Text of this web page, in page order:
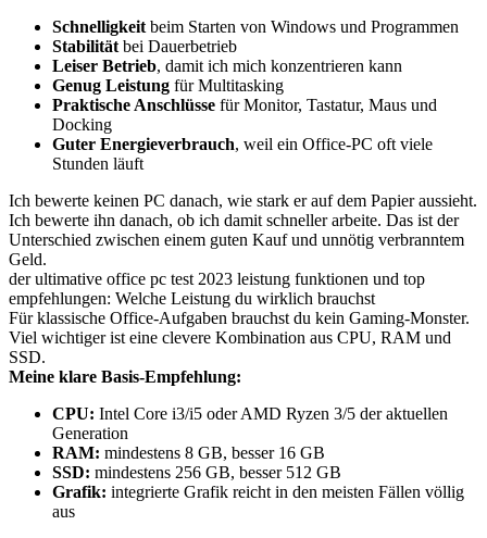
Schnelligkeit beim Starten von Windows und Programmen
Stabilität bei Dauerbetrieb
Leiser Betrieb, damit ich mich konzentrieren kann
Genug Leistung für Multitasking
Praktische Anschlüsse für Monitor, Tastatur, Maus und
Docking
Guter Energieverbrauch, weil ein Office-PC oft viele
Stunden läuft
Ich bewerte keinen PC danach, wie stark er auf dem Papier aussieht.
Ich bewerte ihn danach, ob ich damit schneller arbeite. Das ist der
Unterschied zwischen einem guten Kauf und unnötig verbranntem
Geld.
der ultimative office pc test 2023 leistung funktionen und top
empfehlungen: Welche Leistung du wirklich brauchst
Für klassische Office-Aufgaben brauchst du kein Gaming-Monster.
Viel wichtiger ist eine clevere Kombination aus CPU, RAM und
SSD.
Meine klare Basis-Empfehlung:
CPU: Intel Core i3/i5 oder AMD Ryzen 3/5 der aktuellen
Generation
RAM: mindestens 8 GB, besser 16 GB
SSD: mindestens 256 GB, besser 512 GB
Grafik: integrierte Grafik reicht in den meisten Fällen völlig
aus